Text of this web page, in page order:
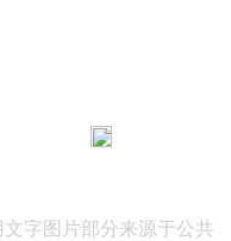
字图片部分来源于公共